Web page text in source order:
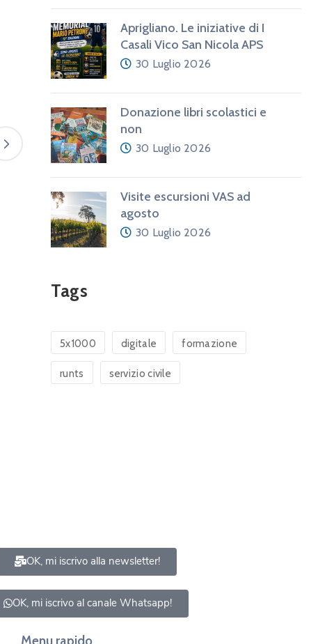
Aprigliano. Le iniziative di I
Casali Vico San Nicola APS
30 Luglio 2026
Donazione libri scolastici e
non
30 Luglio 2026
Visite escursioni VAS ad
agosto
30 Luglio 2026
Tags
5x1000 digitale formazione
runts servizio civile
OK, mi iscrivo alla newsletter!
OK, mi iscrivo al canale Whatsapp!